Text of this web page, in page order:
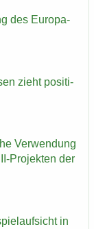
des Eu­ro­pa­
zieht po­si­ti­
Ver­wen­dung
​Projekten der
in